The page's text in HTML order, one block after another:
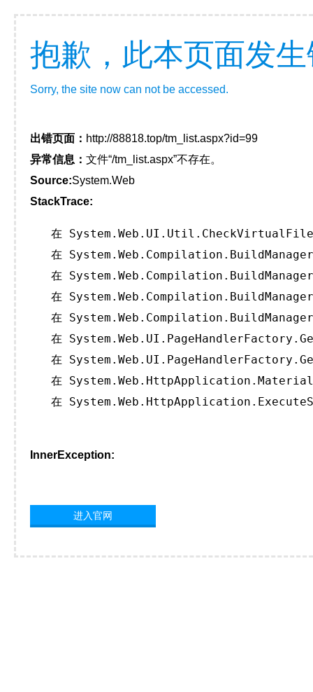
抱歉，此本页面发
Sorry, the site now can not be accessed.
出错页面： http://88818.top/tm_list.aspx?id=99
异常信息： 文件“/tm_list.aspx”不存在。
Source:System.Web
StackTrace:
在
在
在
在
在
在
在
在
在
InnerException:
进入官网